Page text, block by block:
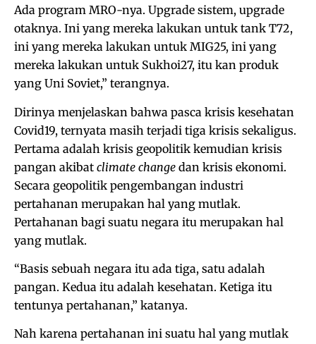
Ada program MRO-nya. Upgrade sistem, upgrade
otaknya. Ini yang mereka lakukan untuk tank T72,
ini yang mereka lakukan untuk MIG25, ini yang
mereka lakukan untuk Sukhoi27, itu kan produk
yang Uni Soviet,” terangnya.
Dirinya menjelaskan bahwa pasca krisis kesehatan
Covid19, ternyata masih terjadi tiga krisis sekaligus.
Pertama adalah krisis geopolitik kemudian krisis
pangan akibat climate change dan krisis ekonomi.
Secara geopolitik pengembangan industri
pertahanan merupakan hal yang mutlak.
Pertahanan bagi suatu negara itu merupakan hal
yang mutlak.
“Basis sebuah negara itu ada tiga, satu adalah
pangan. Kedua itu adalah kesehatan. Ketiga itu
tentunya pertahanan,” katanya.
Nah karena pertahanan ini suatu hal yang mutlak